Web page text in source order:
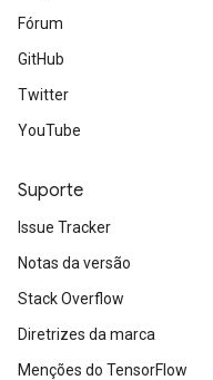
Fórum
GitHub
Twitter
YouTube
Suporte
Issue Tracker
Notas da versão
Stack Overflow
Diretrizes da marca
Menções do TensorFlow